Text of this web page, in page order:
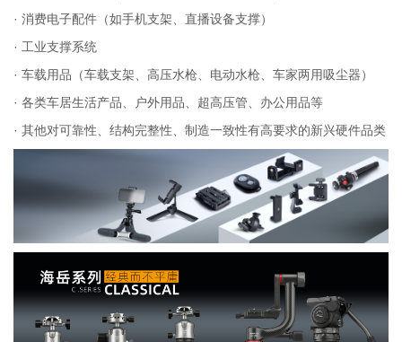
· 消费电子配件（如手机支架、直播设备支撑）
· 工业支撑系统
· 车载用品（车载支架、高压水枪、电动水枪、车家两用吸尘器）
· 各类车居生活产品、户外用品、超高压管、办公用品等
· 其他对可靠性、结构完整性、制造一致性有高要求的新兴硬件品类